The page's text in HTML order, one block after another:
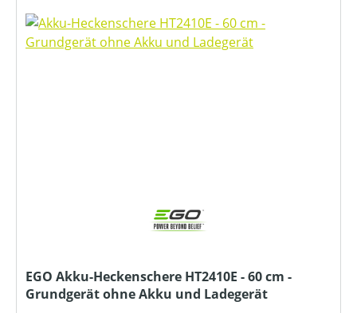
EGO Akku-Heckenschere HT2410E - 60 cm -
Grundgerät ohne Akku und Ladegerät